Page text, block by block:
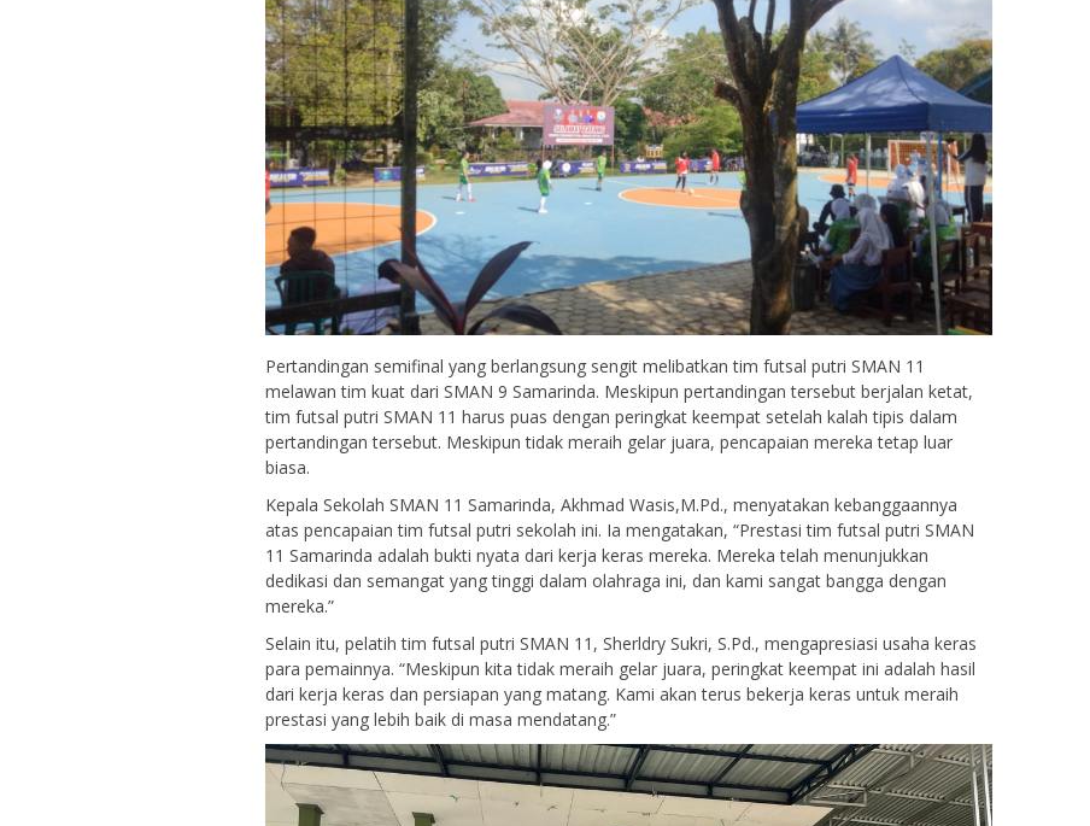
Pertandingan semifinal yang berlangsung sengit melibatkan tim futsal putri SMAN 11
melawan tim kuat dari SMAN 9 Samarinda. Meskipun pertandingan tersebut berjalan ketat,
tim futsal putri SMAN 11 harus puas dengan peringkat keempat setelah kalah tipis dalam
pertandingan tersebut. Meskipun tidak meraih gelar juara, pencapaian mereka tetap luar
biasa.
Kepala Sekolah SMAN 11 Samarinda, Akhmad Wasis,M.Pd., menyatakan kebanggaannya
atas pencapaian tim futsal putri sekolah ini. Ia mengatakan, “Prestasi tim futsal putri SMAN
11 Samarinda adalah bukti nyata dari kerja keras mereka. Mereka telah menunjukkan
dedikasi dan semangat yang tinggi dalam olahraga ini, dan kami sangat bangga dengan
mereka.”
Selain itu, pelatih tim futsal putri SMAN 11, Sherldry Sukri, S.Pd., mengapresiasi usaha keras
para pemainnya. “Meskipun kita tidak meraih gelar juara, peringkat keempat ini adalah hasil
dari kerja keras dan persiapan yang matang. Kami akan terus bekerja keras untuk meraih
prestasi yang lebih baik di masa mendatang.”